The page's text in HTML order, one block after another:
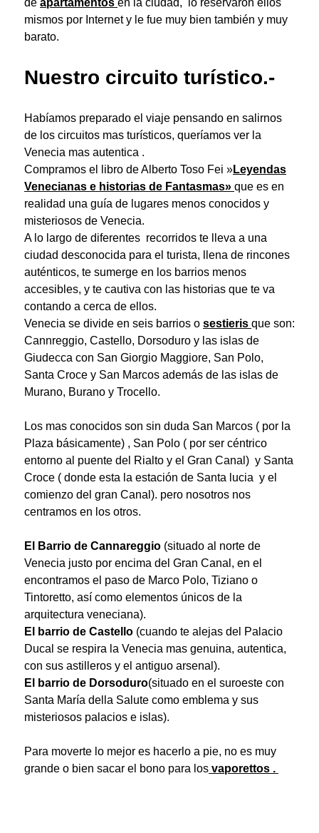
de apartamentos en la ciudad, lo reservaron ellos
mismos por Internet y le fue muy bien también y muy
barato.
Nuestro circuito turístico.-
Habíamos preparado el viaje pensando en salirnos
de los circuitos mas turísticos, queríamos ver la
Venecia mas autentica .
Compramos el libro de Alberto Toso Fei »Leyendas
Venecianas e historias de Fantasmas» que es en
realidad una guía de lugares menos conocidos y
misteriosos de Venecia.
A lo largo de diferentes recorridos te lleva a una
ciudad desconocida para el turista, llena de rincones
auténticos, te sumerge en los barrios menos
accesibles, y te cautiva con las historias que te va
contando a cerca de ellos.
Venecia se divide en seis barrios o sestieris que son:
Cannreggio, Castello, Dorsoduro y las islas de
Giudecca con San Giorgio Maggiore, San Polo,
Santa Croce y San Marcos además de las islas de
Murano, Burano y Trocello.
Los mas conocidos son sin duda San Marcos ( por la
Plaza básicamente) , San Polo ( por ser céntrico
entorno al puente del Rialto y el Gran Canal) y Santa
Croce ( donde esta la estación de Santa lucia y el
comienzo del gran Canal). pero nosotros nos
centramos en los otros.
El Barrio de Cannareggio (situado al norte de
Venecia justo por encima del Gran Canal, en el
encontramos el paso de Marco Polo, Tiziano o
Tintoretto, así como elementos únicos de la
arquitectura veneciana).
El barrio de Castello (cuando te alejas del Palacio
Ducal se respira la Venecia mas genuina, autentica,
con sus astilleros y el antiguo arsenal).
El barrio de Dorsoduro(situado en el suroeste con
Santa María della Salute como emblema y sus
misteriosos palacios e islas).
Para moverte lo mejor es hacerlo a pie, no es muy
grande o bien sacar el bono para los vaporettos .